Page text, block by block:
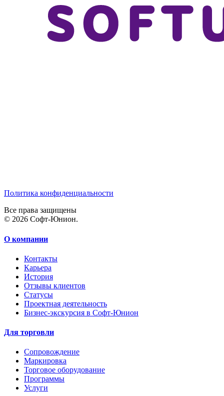
Политика конфиденциальности
Все права защищены
© 2026 Софт-Юнион.
О компании
Контакты
Карьера
История
Отзывы клиентов
Статусы
Проектная деятельность
Бизнес-экскурсия в Софт-Юнион
Для торговли
Сопровождение
Маркировка
Торговое оборудование
Программы
Услуги